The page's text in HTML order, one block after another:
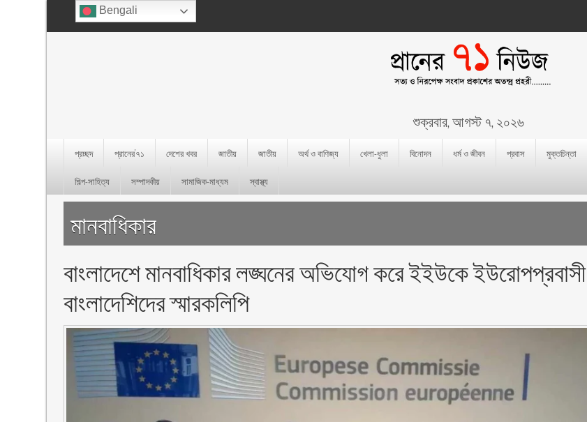
শুক্রবার, আগস্ট ৭, ২০২৬
প্রচ্ছদ প্রানের’৭১ দেশের খবর জাতীয় জাতীয় অর্থ ও বাণিজ্য খেলা-ধুলা বিনোদন ধর্ম ও জীবন প্রবাস মুক্তচিন্তা
শিল্প-সাহিত্য
সম্পাদকীয় সামাজিক-মাধ্যম স্বাস্থ্য
মানবাধিকার
বাংলাদেশে মানবাধিকার লঙ্ঘনের অভিযোগ করে ইইউকে ইউরোপপ্রবাসী
বাংলাদেশিদের স্মারকলিপি
Bengali